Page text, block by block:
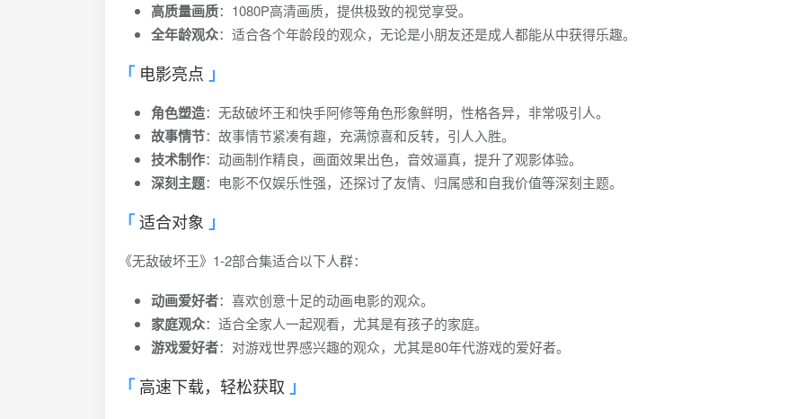
高质量画质：1080P高清画质，提供极致的视觉享受。
全年龄观众：适合各个年龄段的观众，无论是小朋友还是成人都能从中获得乐趣。
电影亮点
角色塑造：无敌破坏王和快手阿修等角色形象鲜明，性格各异，非常吸引人。
故事情节：故事情节紧凑有趣，充满惊喜和反转，引人入胜。
技术制作：动画制作精良，画面效果出色，音效逼真，提升了观影体验。
深刻主题：电影不仅娱乐性强，还探讨了友情、归属感和自我价值等深刻主题。
适合对象
《无敌破坏王》1-2部合集适合以下人群：
动画爱好者：喜欢创意十足的动画电影的观众。
家庭观众：适合全家人一起观看，尤其是有孩子的家庭。
游戏爱好者：对游戏世界感兴趣的观众，尤其是80年代游戏的爱好者。
高速下载，轻松获取